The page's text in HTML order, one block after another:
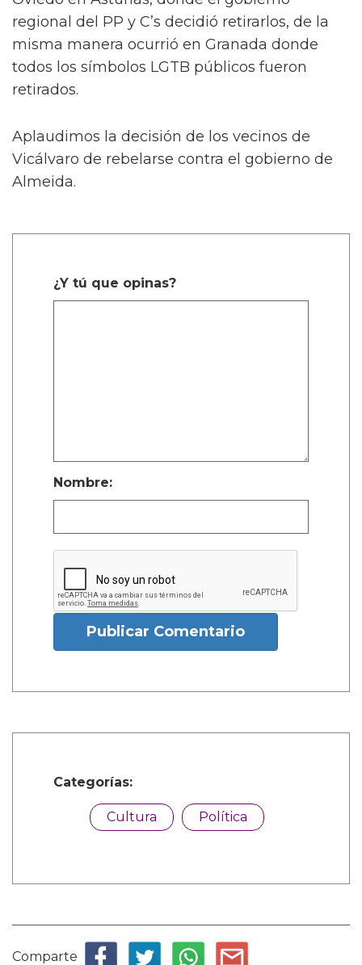
regional del PP y C’s decidió retirarlos, de la
misma manera ocurrió en Granada donde
todos los símbolos LGTB públicos fueron
retirados.
Aplaudimos la decisión de los vecinos de
Vicálvaro de rebelarse contra el gobierno de
Almeida.
¿Y tú que opinas?
Nombre:
Publicar Comentario
Categorías:
Cultura Política
Comparte